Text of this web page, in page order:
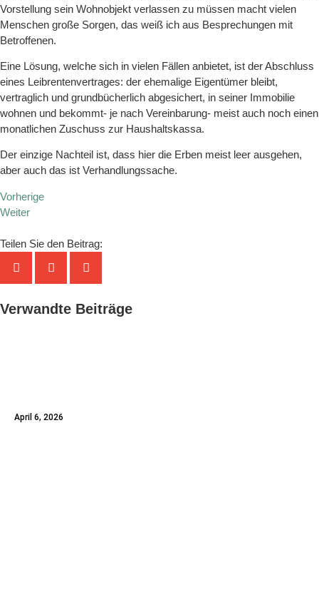
Vorstellung sein Wohnobjekt verlassen zu müssen macht vielen
Menschen große Sorgen, das weiß ich aus Besprechungen mit
Betroffenen.
Eine Lösung, welche sich in vielen Fällen anbietet, ist der Abschluss
eines Leibrentenvertrages: der ehemalige Eigentümer bleibt,
vertraglich und grundbücherlich abgesichert, in seiner Immobilie
wohnen und bekommt- je nach Vereinbarung- meist auch noch einen
monatlichen Zuschuss zur Haushaltskassa.
Der einzige Nachteil ist, dass hier die Erben meist leer ausgehen,
aber auch das ist Verhandlungssache.
Vorherige
Weiter
Teilen Sie den Beitrag:
Verwandte Beiträge
April 6, 2026